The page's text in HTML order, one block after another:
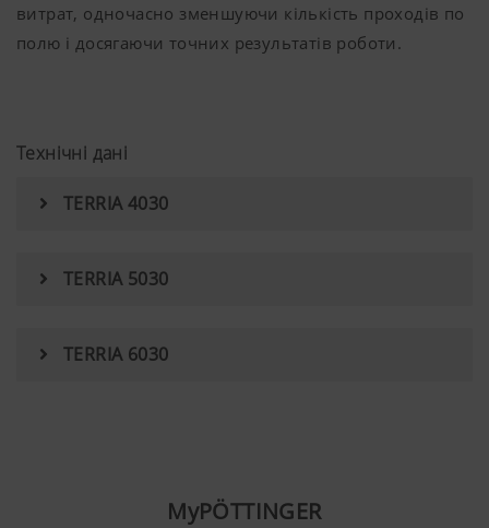
витрат, одночасно зменшуючи кількість проходів по
полю і досягаючи точних результатів роботи.
Технічні дані
TERRIA 4030
TERRIA 5030
TERRIA 6030
MyPÖTTINGER